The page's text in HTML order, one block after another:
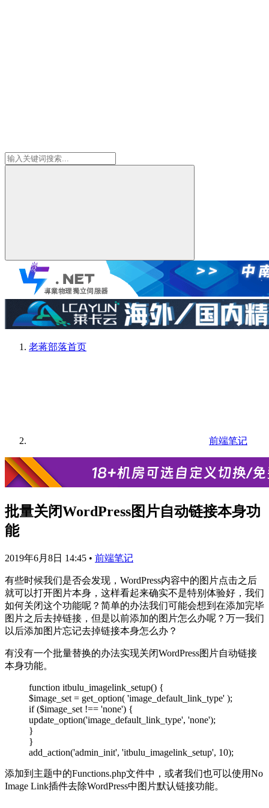
老蒋部落首页
前端笔记
批量关闭WordPress图片自动链接本身功
能
2019年6月8日 14:45 • 前端笔记
有些时候我们是否会发现，WordPress内容中的图片点击之后
就可以打开图片本身，这样看起来确实不是特别体验好，我们
如何关闭这个功能呢？简单的办法我们可能会想到在添加完毕
图片之后去掉链接，但是以前添加的图片怎么办呢？万一我们
以后添加图片忘记去掉链接本身怎么办？
有没有一个批量替换的办法实现关闭WordPress图片自动链接
本身功能。
function itbulu_imagelink_setup() {
$image_set = get_option( 'image_default_link_type' );
if ($image_set !== 'none') {
update_option('image_default_link_type', 'none');
}
}
add_action('admin_init', 'itbulu_imagelink_setup', 10);
添加到主题中的Functions.php文件中，或者我们也可以使用No
Image Link插件去除WordPress中图片默认链接功能。